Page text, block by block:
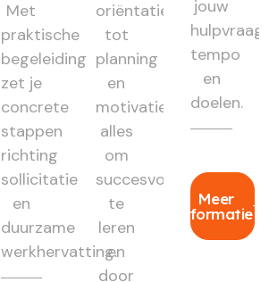
Met
praktische
begeleiding
zet je
concrete
stappen
richting
sollicitatie
en
duurzame
werkhervatting.
oriëntatie
tot
planning
en
motivatie:
alles
om
succesvol
te
leren
en
door
jouw
hulpvraag,
tempo
en
doelen.
Meer
informatie